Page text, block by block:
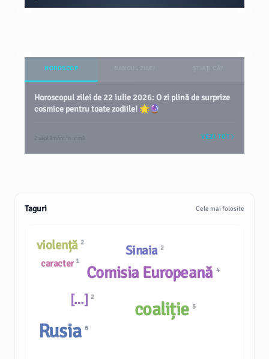
HOROSCOP
Horoscopul zilei de 22 iulie 2026: O zi plină de surprize
cosmice pentru toate zodiile! 🌟🔮
2 săptămâni în urmă VEZI TOT
Taguri Cele mai folosite
Rusia6
caracter 1
[…] 2
Comisia Europeană 4
Sinaia 2
coaliție 5
violență 2